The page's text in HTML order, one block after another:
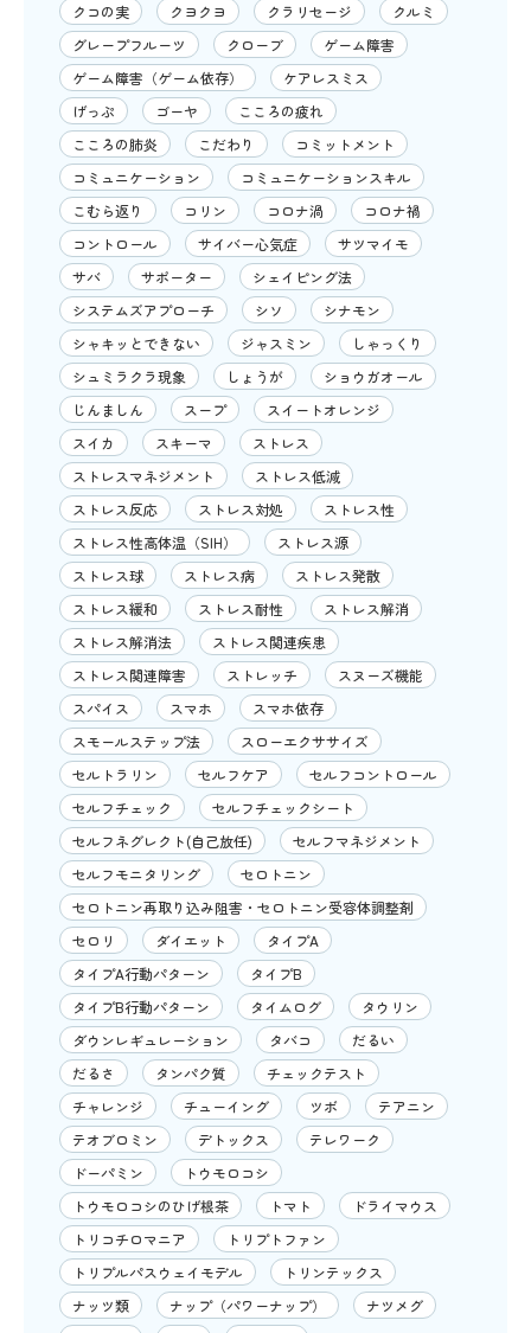
クコの実
クヨクヨ クラリセージ
クルミ
グレープフルーツ
クローブ
ゲーム障害
ゲーム障害（ゲーム依存）
ケアレスミス
げっぷ
ゴーヤ
こころの疲れ
こころの肺炎
こだわり
コミットメント
コミュニケーション
コミュニケーションスキル
こむら返り
コリン コロナ渦
コロナ禍
コントロール
サイバー心気症
サツマイモ
サバ
サポーター
シェイピング法
システムズアプローチ
シソ
シナモン
シャキッとできない
ジャスミン
しゃっくり
シュミラクラ現象
しょうが
ショウガオール
じんましん
スープ
スイートオレンジ
スイカ
スキーマ
ストレス
ストレスマネジメント
ストレス低減
ストレス反応
ストレス対処
ストレス性
ストレス性高体温（SIH）
ストレス源
ストレス球
ストレス病
ストレス発散
ストレス緩和
ストレス耐性
ストレス解消
ストレス解消法
ストレス関連疾患
ストレス関連障害
ストレッチ
スヌーズ機能
スパイス
スマホ
スマホ依存
スモールステップ法
スローエクササイズ
セルトラリン
セルフケア
セルフコントロール
セルフチェック
セルフチェックシート
セルフネグレクト(自己放任)
セルフマネジメント
セルフモニタリング
セロトニン
セロトニン再取り込み阻害・セロトニン受容体調整剤
セロリ
ダイエット
タイプA
タイプA行動パターン
タイプB
タイプB行動パターン
タイムログ
タウリン
ダウンレギュレーション
タバコ
だるい
だるさ
タンパク質
チェックテスト
チャレンジ
チューイング ツボ
テアニン
テオブロミン
デトックス
テレワーク
ドーパミン
トウモロコシ
トウモロコシのひげ根茶
トマト
ドライマウス
トリコチロマニア
トリプトファン
トリプルパスウェイモデル
トリンテックス
ナッツ類
ナップ（パワーナップ）
ナツメグ